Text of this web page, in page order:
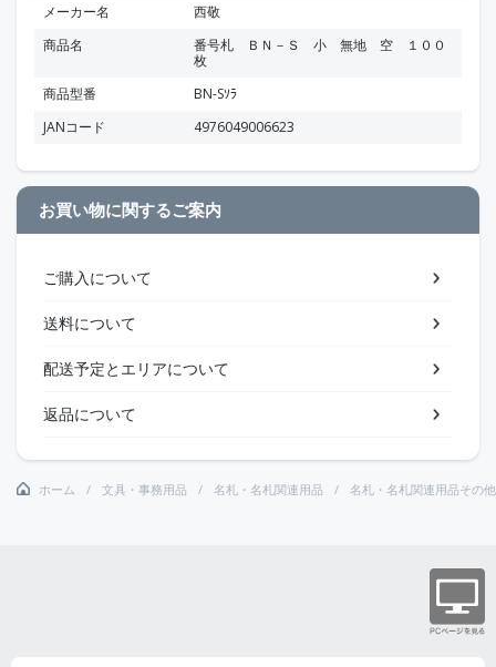
メーカー名
西敬
商品名
番号札 ＢＮ－Ｓ 小 無地 空 １００
枚
商品型番
BN-Sｿﾗ
JANコード
4976049006623
お買い物に関するご案内
ご購入について
送料について
配送予定とエリアについて
返品について
ホーム 文具・事務用品 名札・名札関連用品 名札・名札関連用品その他